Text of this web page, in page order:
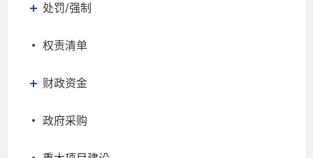
处罚/强制
权责清单
财政资金
政府采购